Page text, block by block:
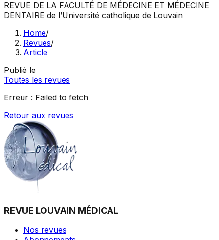
REVUE DE LA FACULTÉ DE MÉDECINE ET MÉDECINE
DENTAIRE de l’Université catholique de Louvain
Home/
Revues/
Article
Publié le
Toutes les revues
Erreur : Failed to fetch
Retour aux revues
REVUE LOUVAIN MÉDICAL
Nos revues